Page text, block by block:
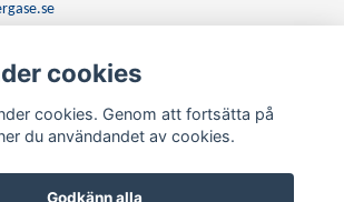
Prenumerera
cookies
cookies. Genom att fortsätta på
du användandet av cookies.
Godkänn alla